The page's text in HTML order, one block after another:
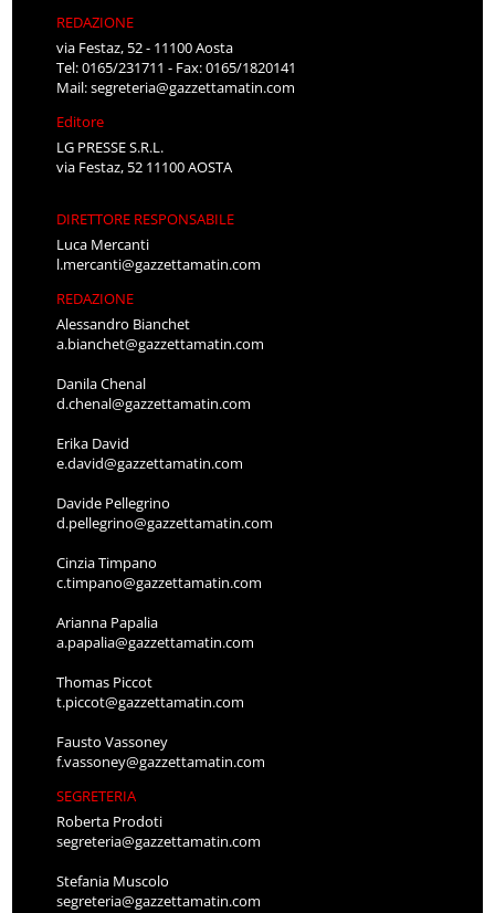
REDAZIONE
via Festaz, 52 - 11100 Aosta
Tel: 0165/231711 - Fax: 0165/1820141
Mail:segreteria@gazzettamatin.com
Editore
LG PRESSE S.R.L.
via Festaz, 52 11100 AOSTA
DIRETTORE RESPONSABILE
Luca Mercanti
l.mercanti@gazzettamatin.com
REDAZIONE
Alessandro Bianchet
a.bianchet@gazzettamatin.com
Danila Chenal
d.chenal@gazzettamatin.com
Erika David
e.david@gazzettamatin.com
Davide Pellegrino
d.pellegrino@gazzettamatin.com
Cinzia Timpano
c.timpano@gazzettamatin.com
Arianna Papalia
a.papalia@gazzettamatin.com
Thomas Piccot
t.piccot@gazzettamatin.com
Fausto Vassoney
f.vassoney@gazzettamatin.com
SEGRETERIA
Roberta Prodoti
segreteria@gazzettamatin.com
Stefania Muscolo
segreteria@gazzettamatin.com